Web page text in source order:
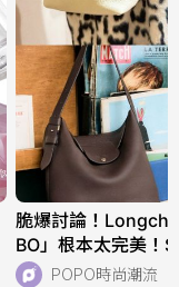
脆爆討論！
BO」根本太完美！
快衝店上試揹！
POPO時尚潮流